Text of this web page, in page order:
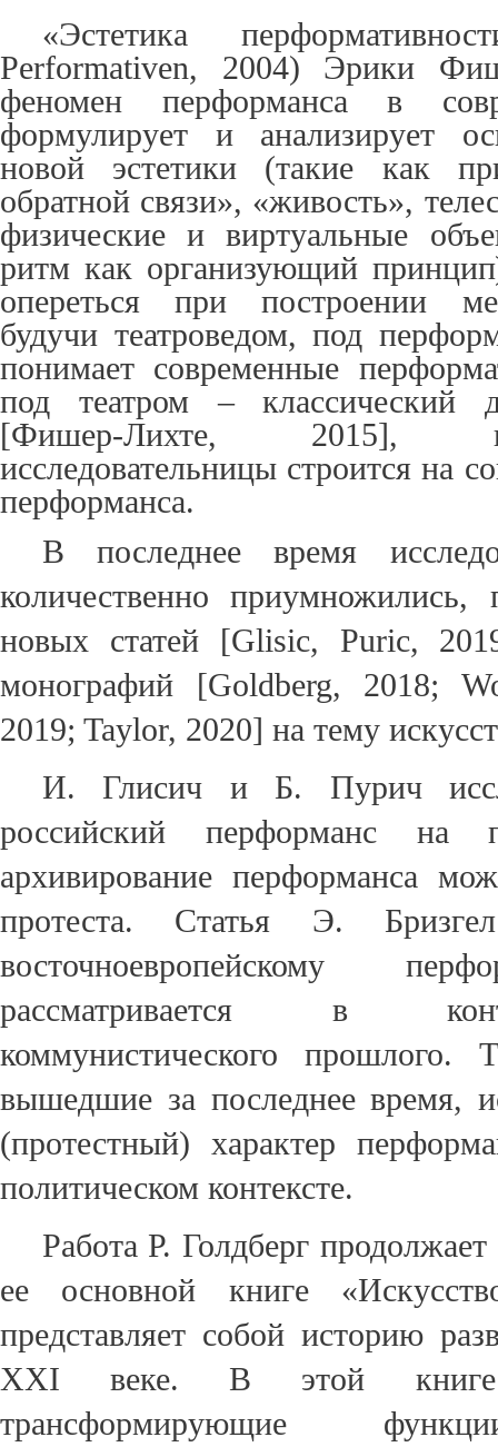
«Эстетика
Performativen, 2004) Эрики
феномен перформанса в
формулирует и анализирует
новой эстетики (такие как
обратной связи», «живость»,
физические и виртуальные
ритм как организующий принцип
опереться при построении
будучи театроведом, под
понимает современные
под театром – классический
[Фишер-Лихте, 2015],
исследовательницы строится на
перформанса.
В последнее время
количественно приумножились,
новых статей [Glisic, Puric,
монографий [Goldberg, 2018;
2019; Taylor, 2020] на тему
И. Глисич и Б. Пурич
российский перформанс на
архивирование перформанса
протеста. Статья Э.
восточноевропейскому
рассматривается в
коммунистического прошлого.
вышедшие за последнее время,
(протестный) характер
политическом контексте.
Работа Р. Голдберг
ее основной книге
представляет собой историю
XXI веке. В этой книге
трансформирующие